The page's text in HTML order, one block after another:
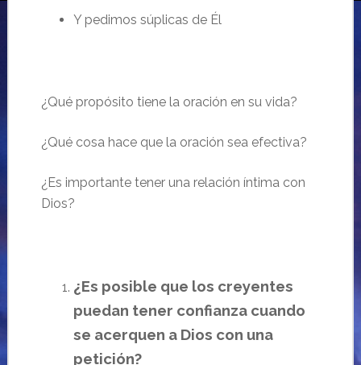
Y pedimos súplicas de Él
¿Qué propósito tiene la oración en su vida?
¿Qué cosa hace que la oración sea efectiva?
¿Es importante tener una relación íntima con
Dios?
¿Es posible que los creyentes
puedan tener confianza cuando
se acerquen a Dios con una
petición?